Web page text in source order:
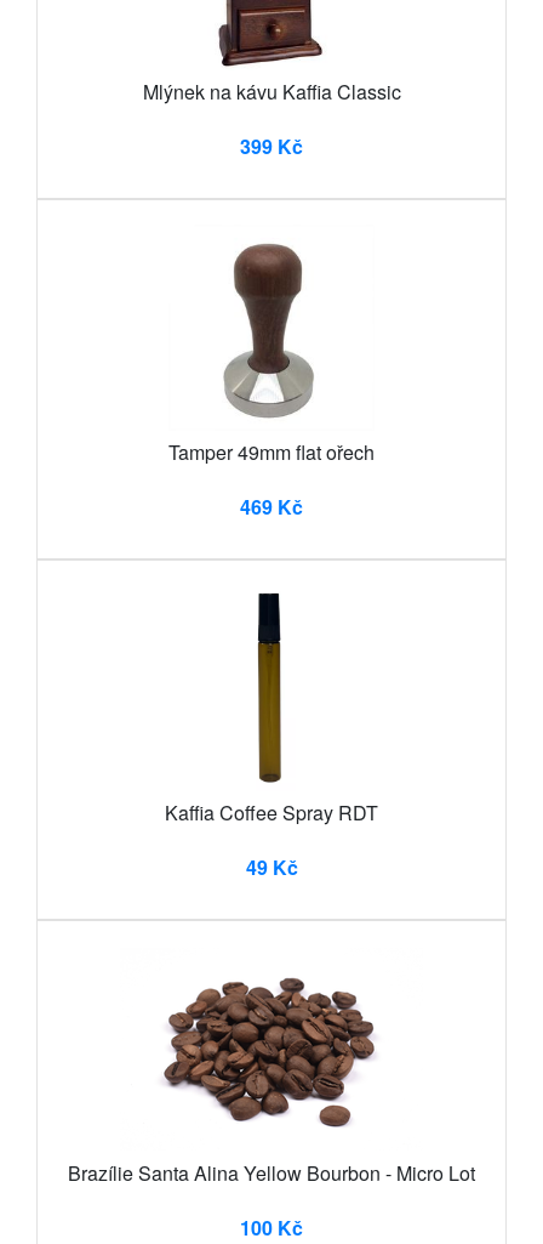
Mlýnek na kávu Kaffia Classic
399 Kč
Tamper 49mm flat ořech
469 Kč
Kaffia Coffee Spray RDT
49 Kč
Brazílie Santa Alina Yellow Bourbon - Micro Lot
100 Kč